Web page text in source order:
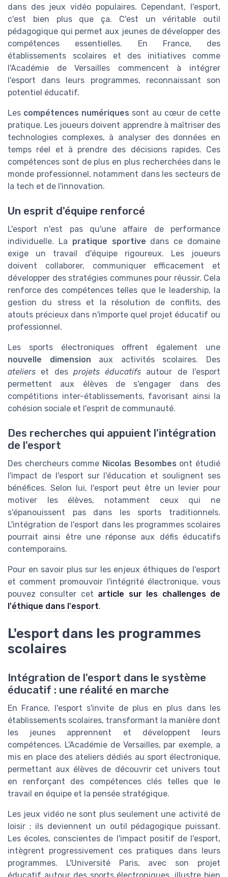
dans des jeux vidéo populaires. Cependant, l'esport,
c'est bien plus que ça. C'est un véritable outil
pédagogique qui permet aux jeunes de développer des
compétences essentielles. En France, des
établissements scolaires et des initiatives comme
l'Académie de Versailles commencent à intégrer
l'esport dans leurs programmes, reconnaissant son
potentiel éducatif.
Les compétences numériques sont au cœur de cette
pratique. Les joueurs doivent apprendre à maîtriser des
technologies complexes, à analyser des données en
temps réel et à prendre des décisions rapides. Ces
compétences sont de plus en plus recherchées dans le
monde professionnel, notamment dans les secteurs de
la tech et de l'innovation.
Un esprit d'équipe renforcé
L'esport n'est pas qu'une affaire de performance
individuelle. La pratique sportive dans ce domaine
exige un travail d'équipe rigoureux. Les joueurs
doivent collaborer, communiquer efficacement et
développer des stratégies communes pour réussir. Cela
renforce des compétences telles que le leadership, la
gestion du stress et la résolution de conflits, des
atouts précieux dans n'importe quel projet éducatif ou
professionnel.
Les sports électroniques offrent également une
nouvelle dimension aux activités scolaires. Des
ateliers et des projets éducatifs autour de l'esport
permettent aux élèves de s'engager dans des
compétitions inter-établissements, favorisant ainsi la
cohésion sociale et l'esprit de communauté.
Des recherches qui appuient l'intégration
de l'esport
Des chercheurs comme Nicolas Besombes ont étudié
l'impact de l'esport sur l'éducation et soulignent ses
bénéfices. Selon lui, l'esport peut être un levier pour
motiver les élèves, notamment ceux qui ne
s'épanouissent pas dans les sports traditionnels.
L'intégration de l'esport dans les programmes scolaires
pourrait ainsi être une réponse aux défis éducatifs
contemporains.
Pour en savoir plus sur les enjeux éthiques de l'esport
et comment promouvoir l'intégrité électronique, vous
pouvez consulter cet article sur les challenges de
l'éthique dans l'esport.
L'esport dans les programmes
scolaires
Intégration de l'esport dans le système
éducatif : une réalité en marche
En France, l'esport s'invite de plus en plus dans les
établissements scolaires, transformant la manière dont
les jeunes apprennent et développent leurs
compétences. L'Académie de Versailles, par exemple, a
mis en place des ateliers dédiés au sport électronique,
permettant aux élèves de découvrir cet univers tout
en renforçant des compétences clés telles que le
travail en équipe et la pensée stratégique.
Les jeux vidéo ne sont plus seulement une activité de
loisir ; ils deviennent un outil pédagogique puissant.
Les écoles, conscientes de l'impact positif de l'esport,
intègrent progressivement ces pratiques dans leurs
programmes. L'Université Paris, avec son projet
éducatif autour des sports électroniques, illustre bien